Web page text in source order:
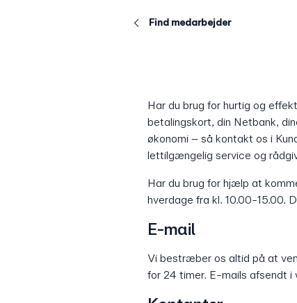
Find medarbejder
Har du brug for hurtig og
betalingskort, din Netbank,
økonomi – så kontakt os i
lettilgængelig service og
Har du brug for hjælp at
hverdage fra kl. 10.00-15.00.
E-mail
Vi bestræber os altid på at
for 24 timer. E-mails afsendt i